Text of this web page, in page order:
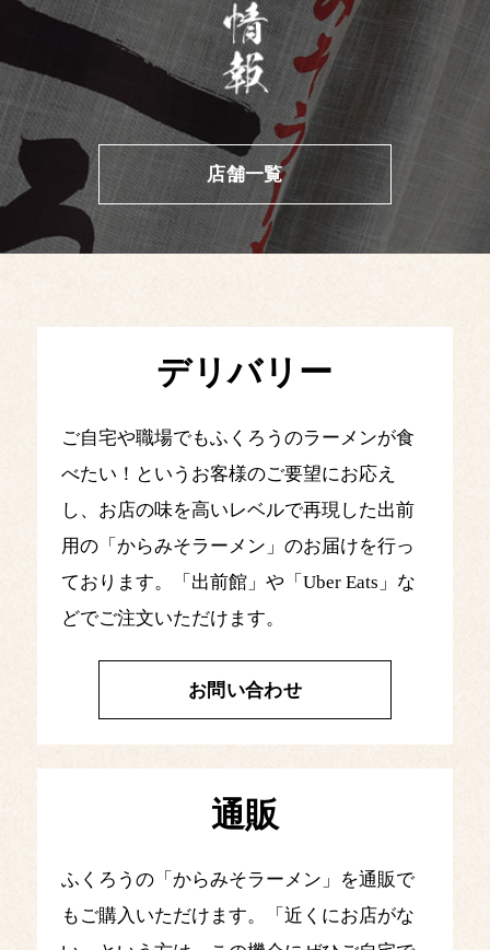
店舗一覧
デリバリー
ご自宅や職場でもふくろうのラーメンが食
べたい！というお客様のご要望にお応え
し、お店の味を高いレベルで再現した出前
用の「からみそラーメン」のお届けを行っ
ております。「出前館」や「Uber Eats」な
どでご注文いただけます。
お問い合わせ
通販
ふくろうの「からみそラーメン」を通販で
もご購入いただけます。「近くにお店がな